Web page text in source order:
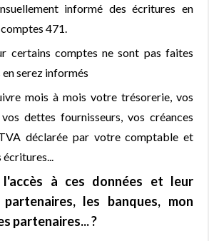
informé des écritures en
471.
certains comptes ne sont pas faites
serez informés
mois à mois votre trésorerie, vos
dettes fournisseurs, vos créances
déclarée par votre comptable et
écritures...
à ces données et leur
les banques, mon
partenaires... ?